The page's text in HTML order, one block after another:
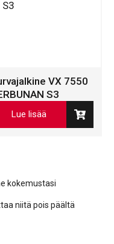
VX 7550
S3
Lue lisää
kokemustasi
niitä pois päältä